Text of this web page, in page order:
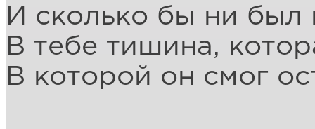
И сколько бы ни был
В тебе тишина,
В которой он смог